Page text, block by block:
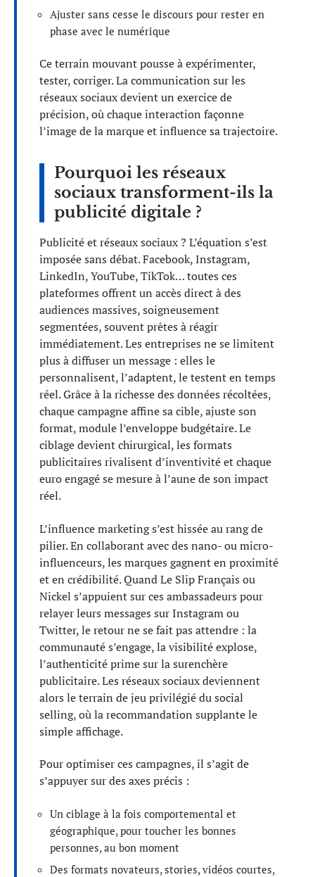
Ajuster sans cesse le discours pour rester en
phase avec le numérique
Ce terrain mouvant pousse à expérimenter,
tester, corriger. La communication sur les
réseaux sociaux devient un exercice de
précision, où chaque interaction façonne
l’image de la marque et influence sa trajectoire.
Pourquoi les réseaux
sociaux transforment-ils la
publicité digitale ?
Publicité et réseaux sociaux ? L’équation s’est
imposée sans débat. Facebook, Instagram,
LinkedIn, YouTube, TikTok… toutes ces
plateformes offrent un accès direct à des
audiences massives, soigneusement
segmentées, souvent prêtes à réagir
immédiatement. Les entreprises ne se limitent
plus à diffuser un message : elles le
personnalisent, l’adaptent, le testent en temps
réel. Grâce à la richesse des données récoltées,
chaque campagne affine sa cible, ajuste son
format, module l’enveloppe budgétaire. Le
ciblage devient chirurgical, les formats
publicitaires rivalisent d’inventivité et chaque
euro engagé se mesure à l’aune de son impact
réel.
L’influence marketing s’est hissée au rang de
pilier. En collaborant avec des nano- ou micro-
influenceurs, les marques gagnent en proximité
et en crédibilité. Quand Le Slip Français ou
Nickel s’appuient sur ces ambassadeurs pour
relayer leurs messages sur Instagram ou
Twitter, le retour ne se fait pas attendre : la
communauté s’engage, la visibilité explose,
l’authenticité prime sur la surenchère
publicitaire. Les réseaux sociaux deviennent
alors le terrain de jeu privilégié du social
selling, où la recommandation supplante le
simple affichage.
Pour optimiser ces campagnes, il s’agit de
s’appuyer sur des axes précis :
Un ciblage à la fois comportemental et
géographique, pour toucher les bonnes
personnes, au bon moment
Des formats novateurs, stories, vidéos courtes,